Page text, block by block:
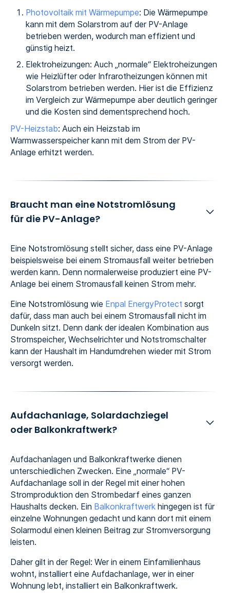
Photovoltaik mit Wärmepumpe: Die Wärmepumpe
kann mit dem Solarstrom auf der PV-Anlage
betrieben werden, wodurch man effizient und
günstig heizt.
Elektroheizungen: Auch „normale“ Elektroheizungen
wie Heizlüfter oder Infrarotheizungen können mit
Solarstrom betrieben werden. Hier ist die Effizienz
im Vergleich zur Wärmepumpe aber deutlich geringer
und die Kosten sind dementsprechend hoch.‍
PV-Heizstab: Auch ein Heizstab im
Warmwasserspeicher kann mit dem Strom der PV-
Anlage erhitzt werden.
Braucht man eine Notstromlösung
für die PV-Anlage?
Eine Notstromlösung stellt sicher, dass eine PV-Anlage
beispielsweise bei einem Stromausfall weiter betrieben
werden kann. Denn normalerweise produziert eine PV-
Anlage bei einem Stromausfall keinen Strom mehr.
Eine Notstromlösung wie Enpal EnergyProtect sorgt
dafür, dass man auch bei einem Stromausfall nicht im
Dunkeln sitzt. Denn dank der idealen Kombination aus
Stromspeicher, Wechselrichter und Notstromschalter
kann der Haushalt im Handumdrehen wieder mit Strom
versorgt werden.
Aufdachanlage, Solardachziegel
oder Balkonkraftwerk?
Aufdachanlagen und Balkonkraftwerke dienen
unterschiedlichen Zwecken. Eine „normale“ PV-
Aufdachanlage soll in der Regel mit einer hohen
Stromproduktion den Strombedarf eines ganzen
Haushalts decken. Ein Balkonkraftwerkhingegen ist für
einzelne Wohnungen gedacht und kann dort mit einem
Solarmodul einen kleinen Beitrag zur Stromversorgung
leisten.
Daher gilt in der Regel: Wer in einem Einfamilienhaus
wohnt, installiert eine Aufdachanlage, wer in einer
Wohnung lebt, installiert ein Balkonkraftwerk.